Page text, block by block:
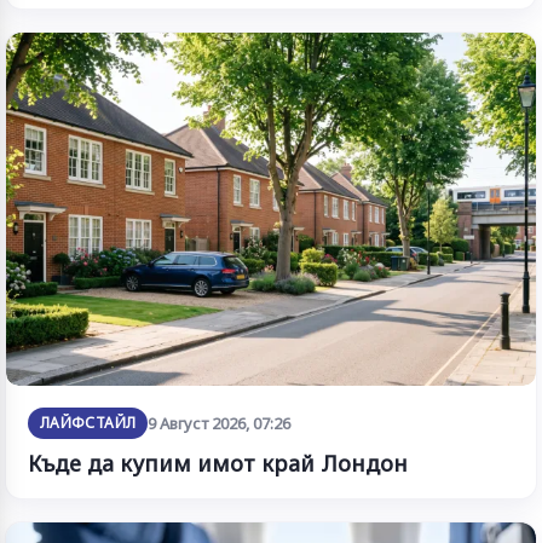
ЛАЙФСТАЙЛ 9 Август 2026, 07:26
Къде да купим имот край Лондон